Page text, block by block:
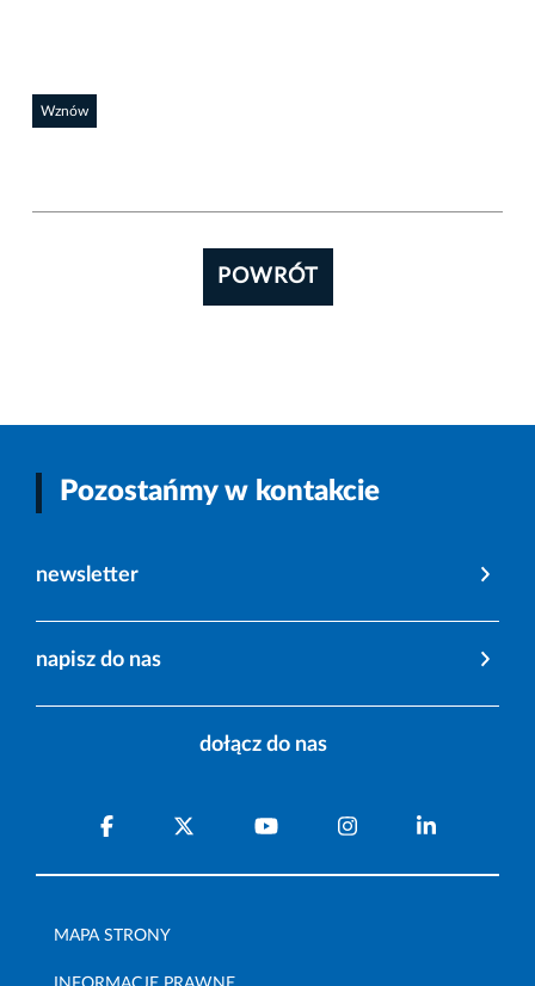
Wznów
POWRÓT
Pozostańmy w kontakcie
newsletter
napisz do nas
dołącz do nas
MAPA STRONY